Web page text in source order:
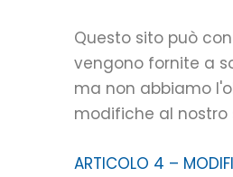
Questo sito può
vengono fornite a
ma non abbiamo
modifiche al nostro
ARTICOLO 4 –